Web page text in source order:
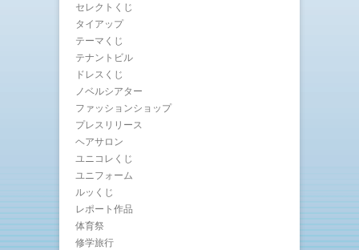
セレクトくじ
タイアップ
テーマくじ
テナントビル
ドレスくじ
ノベルシアター
ファッションショップ
プレスリリース
ヘアサロン
ユニコレくじ
ユニフォーム
ルッくじ
レポート作品
体育祭
修学旅行